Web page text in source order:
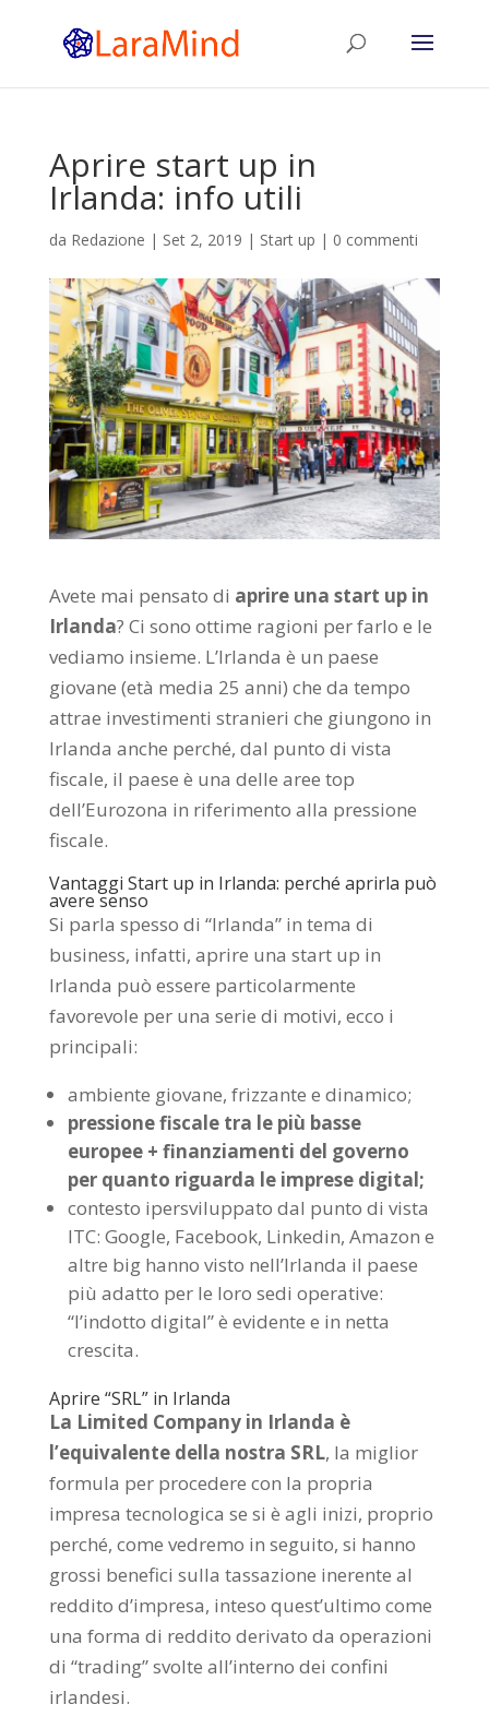
Aprire start up in
Irlanda: info utili
da Redazione | Set 2, 2019 | Start up | 0 commenti
Avete mai pensato di aprire una start up in
Irlanda? Ci sono ottime ragioni per farlo e le
vediamo insieme. L’Irlanda è un paese
giovane (età media 25 anni) che da tempo
attrae investimenti stranieri che giungono in
Irlanda anche perché, dal punto di vista
fiscale, il paese è una delle aree top
dell’Eurozona in riferimento alla pressione
fiscale.
Vantaggi Start up in Irlanda: perché aprirla può
avere senso
Si parla spesso di “Irlanda” in tema di
business, infatti, aprire una start up in
Irlanda può essere particolarmente
favorevole per una serie di motivi, ecco i
principali:
ambiente giovane, frizzante e dinamico;
pressione fiscale tra le più basse
europee + finanziamenti del governo
per quanto riguarda le imprese digital;
contesto ipersviluppato dal punto di vista
ITC: Google, Facebook, Linkedin, Amazon e
altre big hanno visto nell’Irlanda il paese
più adatto per le loro sedi operative:
“l’indotto digital” è evidente e in netta
crescita.
Aprire “SRL” in Irlanda
La Limited Company in Irlanda è
l’equivalente della nostra SRL, la miglior
formula per procedere con la propria
impresa tecnologica se si è agli inizi, proprio
perché, come vedremo in seguito, si hanno
grossi benefici sulla tassazione inerente al
reddito d’impresa, inteso quest’ultimo come
una forma di reddito derivato da operazioni
di “trading” svolte all’interno dei confini
irlandesi.